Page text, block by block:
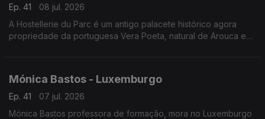
Ep. 41
08 jul. 2026
A Hostellerie du Parc é um antigo palacete histórico agora
propriedade da portuguesa Vera Poeta, natural de Arouca e
Mónica Bastos - Luxemburgo
Ep. 41
07 jul. 2026
Mónica Bastos professora de formação, mora no Luxemburgo